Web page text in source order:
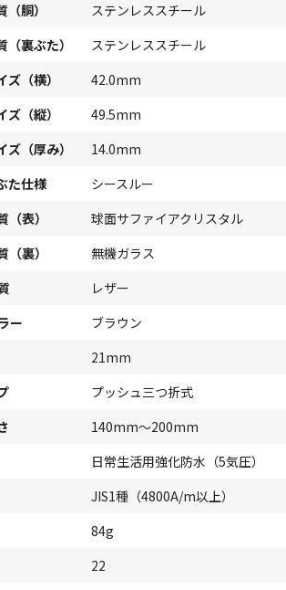
（胴）
ステンレススチール
（裏ぶた）
ステンレススチール
ズ（横）
42.0mm
ズ（縦）
49.5mm
ズ（厚み）
14.0mm
た仕様
シースルー
（表）
球面サファイアクリスタル
（裏）
無機ガラス
レザー
ー
ブラウン
21mm
プッシュ三つ折式
140mm～200mm
日常生活用強化防水（5気圧）
JIS1種（4800A/m以上）
84g
22